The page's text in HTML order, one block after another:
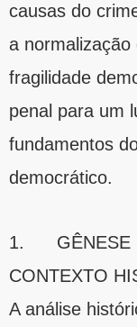
causas do
a
fragilidade
penal para um
fundamentos
democrático.
1. GÊNESE
CONTEXTO
A análise